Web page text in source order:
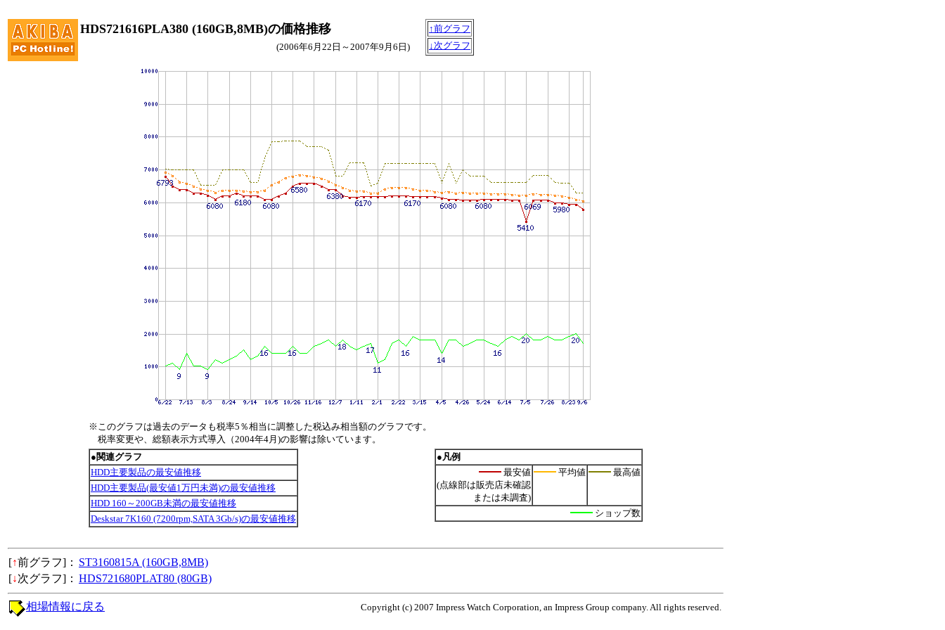
HDS721616PLA380 (160GB,8MB)の価格推移
↑前グラフ
↓次グラフ
(2006年6月22日～2007年9月6日)
※このグラフは過去のデータも税率5％相当に調整した税込み相当額のグラフです。
税率変更や、総額表示方式導入（2004年4月)の影響は除いています。
●関連グラフ
HDD主要製品の最安値推移
HDD主要製品(最安値1万円未満)の最安値推移
HDD 160～200GB未満の最安値推移
Deskstar 7K160 (7200rpm,SATA 3Gb/s)の最安値推移
●凡例
最安値
(点線部は販売店未確認
または未調査)
平均値 最高値
ショップ数
[↑前グラフ]： ST3160815A (160GB,8MB)
[↓次グラフ]： HDS721680PLAT80 (80GB)
Copyright (c) 2007 Impress Watch Corporation, an Impress Group company. All rights reserved.
相場情報に戻る